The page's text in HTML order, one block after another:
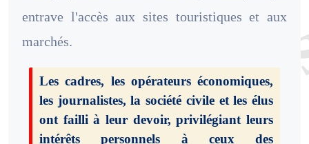
entrave l'accès aux sites touristiques et aux
marchés.
Les cadres, les opérateurs économiques,
les journalistes, la société civile et les élus
ont failli à leur devoir, privilégiant leurs
intérêts personnels à ceux des